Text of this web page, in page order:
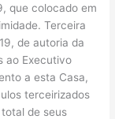
que colocado em
Terceira
de autoria da
ao Executivo
a esta Casa,
terceirizados
de seus